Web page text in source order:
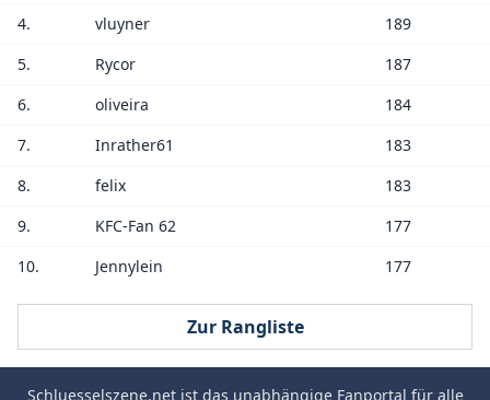
4.
vluyner
189
5.
Rycor
187
6.
oliveira
184
7.
Inrather61
183
8.
felix
183
9.
KFC-Fan 62
177
10.
Jennylein 177
Zur Rangliste
Schluesselszene.netist das unabhängige Fanportal für alle